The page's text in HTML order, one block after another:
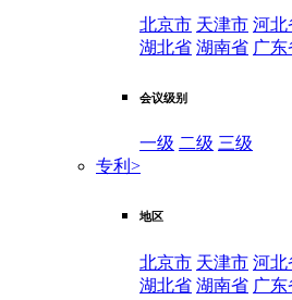
北京市 天津市 河北
湖北省 湖南省 广东
会议级别
一级 二级 三级
专利 >
地区
北京市 天津市 河北
湖北省 湖南省 广东